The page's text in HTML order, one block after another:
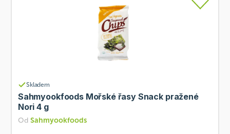
Skladem
Sahmyookfoods Mořské řasy Snack pražené
Nori 4 g
Od Sahmyookfoods